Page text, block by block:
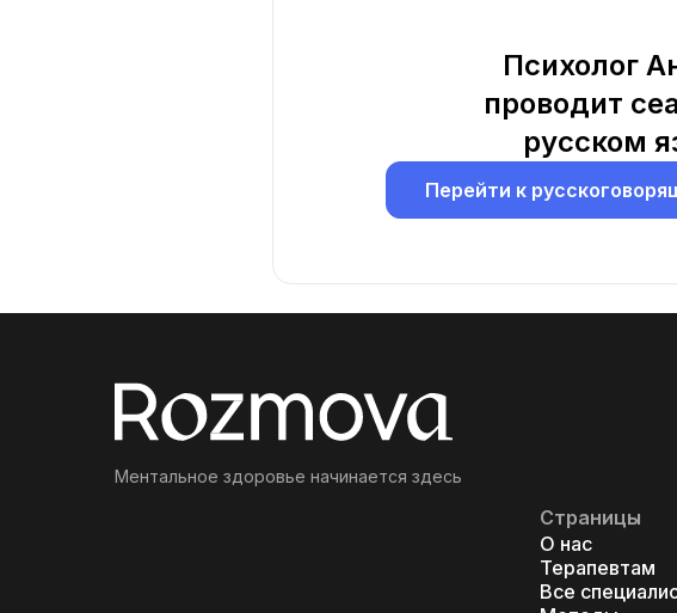
Психолог
проводит
русском
Перейти к
Ментальное здоровье начинается здесь
Страницы
О нас
Терапевтам
Все